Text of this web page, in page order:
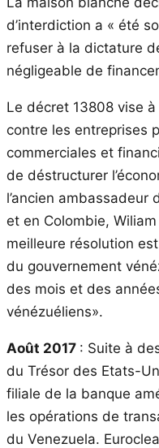
d’interdiction a « été
refuser à la dictature
négligeable de
Le décret 13808 vise
contre les entreprises
commerciales et
de déstructurer
l’ancien ambassadeur
et en Colombie,
meilleure résolution
du gouvernement
des mois et des
vénézuéliens».
Août 2017 : Suite à
du Trésor des Etats-
filiale de la banque
les opérations de
du Venezuela.